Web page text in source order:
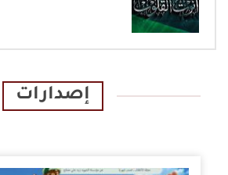
إصدارات